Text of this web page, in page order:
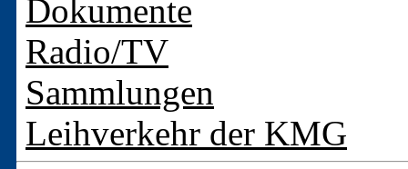
Dokumente
Radio/TV
Sammlungen
Leihverkehr der KMG